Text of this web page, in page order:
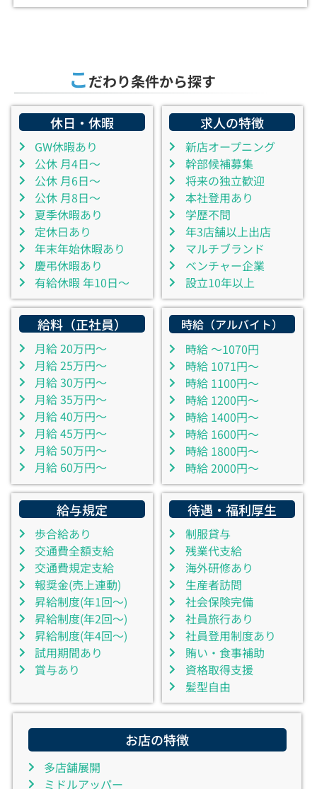
こだわり条件から探す
休日・休暇
GW休暇あり
公休 月4日～
公休 月6日～
公休 月8日～
夏季休暇あり
定休日あり
年末年始休暇あり
慶弔休暇あり
有給休暇 年10日～
求人の特徴
新店オープニング
幹部候補募集
将来の独立歓迎
本社登用あり
学歴不問
年3店舗以上出店
マルチブランド
ベンチャー企業
設立10年以上
給料（正社員）
月給 20万円～
月給 25万円～
月給 30万円～
月給 35万円～
月給 40万円～
月給 45万円～
月給 50万円～
月給 60万円～
時給（アルバイト）
時給 ～1070円
時給 1071円～
時給 1100円～
時給 1200円～
時給 1400円～
時給 1600円～
時給 1800円～
時給 2000円～
給与規定
歩合給あり
交通費全額支給
交通費規定支給
報奨金(売上連動)
昇給制度(年1回～)
昇給制度(年2回～)
昇給制度(年4回～)
試用期間あり
賞与あり
待遇・福利厚生
制服貸与
残業代支給
海外研修あり
生産者訪問
社会保険完備
社員旅行あり
社員登用制度あり
賄い・食事補助
資格取得支援
髪型自由
お店の特徴
多店舗展開
ミドルアッパー